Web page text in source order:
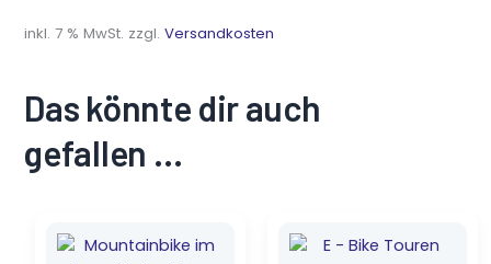
inkl. 7 % MwSt. zzgl.Versandkosten
Das könnte dir auch
gefallen …
Preis
Preis
Preis
Preis